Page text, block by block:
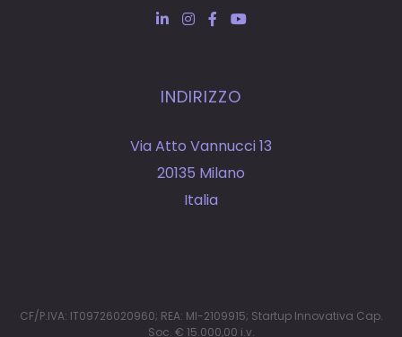
INDIRIZZO
Via Atto Vannucci 13
20135 Milano
Italia
CF/P.IVA: IT09726020960; REA: MI-2109915; Startup Innovativa Cap.
Soc. € 15.000,00 i.v.